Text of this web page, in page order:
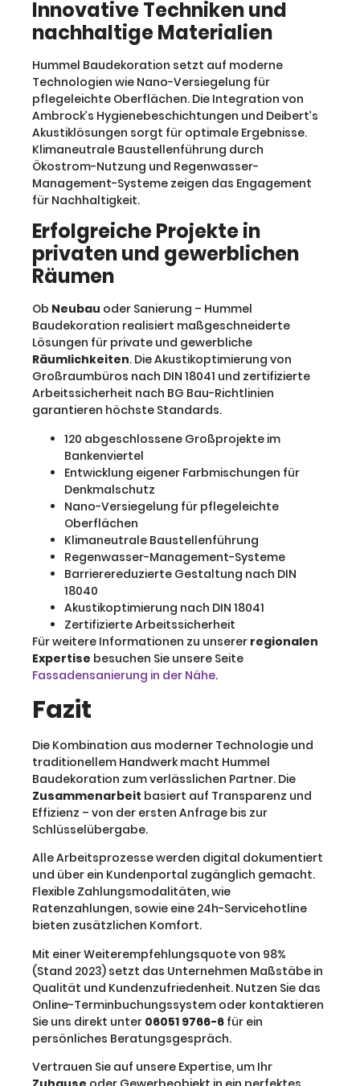
Innovative Techniken und
nachhaltige Materialien
Hummel Baudekoration setzt auf moderne
Technologien wie Nano-Versiegelung für
pflegeleichte Oberflächen. Die Integration von
Ambrock’s Hygienebeschichtungen und Deibert’s
Akustiklösungen sorgt für optimale Ergebnisse.
Klimaneutrale Baustellenführung durch
Ökostrom-Nutzung und Regenwasser-
Management-Systeme zeigen das Engagement
für Nachhaltigkeit.
Erfolgreiche Projekte in
privaten und gewerblichen
Räumen
Ob Neubau oder Sanierung – Hummel
Baudekoration realisiert maßgeschneiderte
Lösungen für private und gewerbliche
Räumlichkeiten. Die Akustikoptimierung von
Großraumbüros nach DIN 18041 und zertifizierte
Arbeitssicherheit nach BG Bau-Richtlinien
garantieren höchste Standards.
120 abgeschlossene Großprojekte im
Bankenviertel
Entwicklung eigener Farbmischungen für
Denkmalschutz
Nano-Versiegelung für pflegeleichte
Oberflächen
Klimaneutrale Baustellenführung
Regenwasser-Management-Systeme
Barrierereduzierte Gestaltung nach DIN
18040
Akustikoptimierung nach DIN 18041
Zertifizierte Arbeitssicherheit
Für weitere Informationen zu unserer regionalen
Expertise besuchen Sie unsere Seite
Fassadensanierung in der Nähe.
Fazit
Die Kombination aus moderner Technologie und
traditionellem Handwerk macht Hummel
Baudekoration zum verlässlichen Partner. Die
Zusammenarbeit basiert auf Transparenz und
Effizienz – von der ersten Anfrage bis zur
Schlüsselübergabe.
Alle Arbeitsprozesse werden digital dokumentiert
und über ein Kundenportal zugänglich gemacht.
Flexible Zahlungsmodalitäten, wie
Ratenzahlungen, sowie eine 24h-Servicehotline
bieten zusätzlichen Komfort.
Mit einer Weiterempfehlungsquote von 98%
(Stand 2023) setzt das Unternehmen Maßstäbe in
Qualität und Kundenzufriedenheit. Nutzen Sie das
Online-Terminbuchungssystem oder kontaktieren
Sie uns direkt unter 06051 9766-6 für ein
persönliches Beratungsgespräch.
Vertrauen Sie auf unsere Expertise, um Ihr